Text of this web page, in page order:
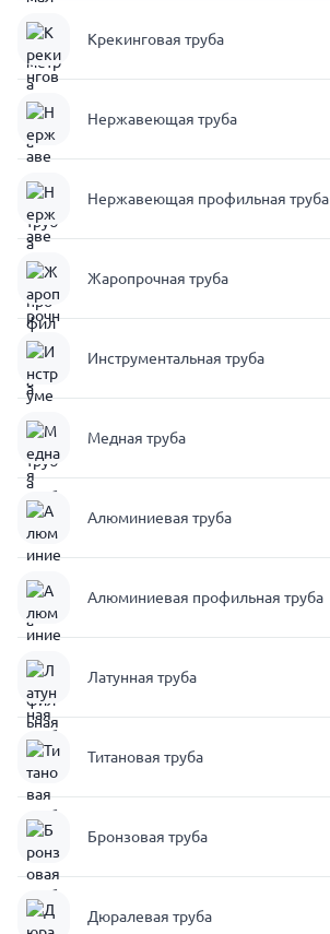
Крекинговая труба
Нержавеющая труба
Нержавеющая профильная труба
Жаропрочная труба
Инструментальная труба
Медная труба
Алюминиевая труба
Алюминиевая профильная труба
Латунная труба
Титановая труба
Бронзовая труба
Дюралевая труба